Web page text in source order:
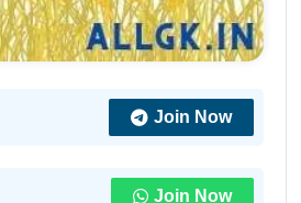
Join Now
Join Now